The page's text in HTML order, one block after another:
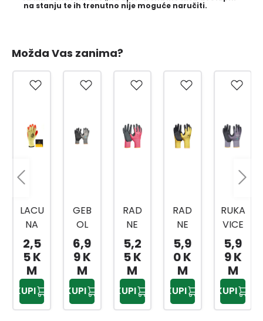
na stanju te ih trenutno nije moguće naručiti.
Možda Vas zanima?
LACU
NA
RUKA
VICA
DIFF
ER
SORT
O
2,5
5 K
M
KUPI
GEB
OL
RAD
NE
RUKA
VICE
MAS
TERF
6,9
9 K
M
KUPI
RAD
NE
RUKA
VICE
ECO
LADY
VELI
ČINA
5,2
5 K
M
KUPI
RAD
NE
RUKA
VICE
PRO
TEX
VELI
ČINA
5,9
0 K
M
KUPI
RUKA
VICE
TOP
FLEX
VEL.8
5,9
9 K
M
KUPI